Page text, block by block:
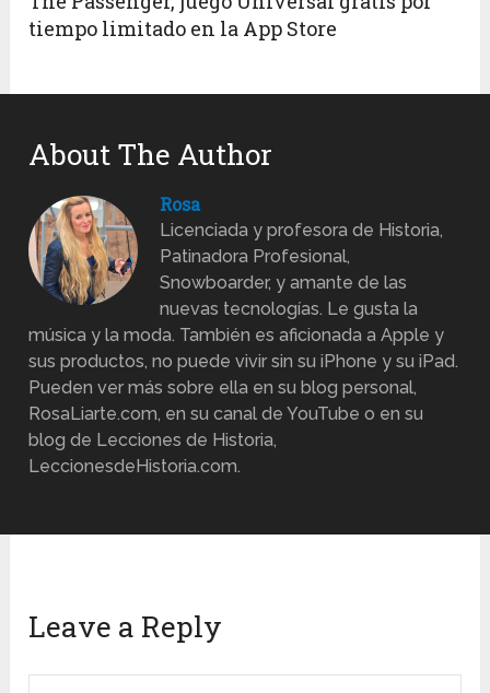
tiempo limitado en la App Store
About The Author
Rosa
Licenciada y profesora de Historia,
Patinadora Profesional,
Snowboarder, y amante de las
nuevas tecnologías. Le gusta la
música y la moda. También es aficionada a Apple y
sus productos, no puede vivir sin su iPhone y su iPad.
Pueden ver más sobre ella en su blog personal,
RosaLiarte.com, en su canal de YouTube o en su
blog de Lecciones de Historia,
LeccionesdeHistoria.com.
Leave a Reply